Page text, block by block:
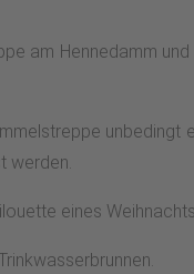
am Hennedamm
werden.
eines